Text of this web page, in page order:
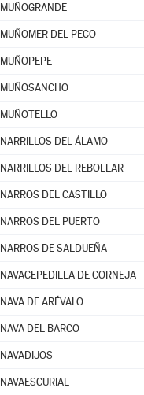
MUÑOGRANDE
MUÑOMER DEL PECO
MUÑOPEPE
MUÑOSANCHO
MUÑOTELLO
NARRILLOS DEL ÁLAMO
NARRILLOS DEL REBOLLAR
NARROS DEL CASTILLO
NARROS DEL PUERTO
NARROS DE SALDUEÑA
NAVACEPEDILLA DE CORNEJA
NAVA DE ARÉVALO
NAVA DEL BARCO
NAVADIJOS
NAVAESCURIAL